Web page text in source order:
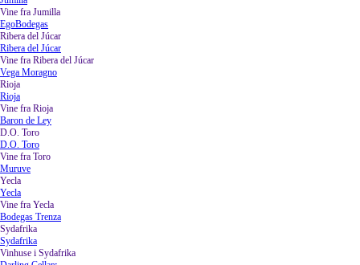
Vine fra Jumilla
EgoBodegas
Ribera del Júcar
Ribera del Júcar
Vine fra Ribera del Júcar
Vega Moragno
Rioja
Rioja
Vine fra Rioja
Baron de Ley
D.O. Toro
D.O. Toro
Vine fra Toro
Muruve
Yecla
Yecla
Vine fra Yecla
Bodegas Trenza
Sydafrika
Sydafrika
Vinhuse i Sydafrika